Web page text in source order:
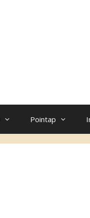
Pointap